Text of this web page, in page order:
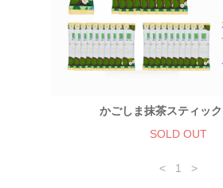
かごしま抹茶スティッ
SOLD OUT
< 1 >